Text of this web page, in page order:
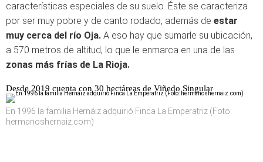
características especiales de su suelo. Éste se caracteriza
por ser muy pobre y de canto rodado, además de estar
muy cerca del río Oja. A eso hay que sumarle su ubicación,
a 570 metros de altitud, lo que le enmarca en una de las
zonas más frías de La Rioja.
Desde 2019 cuenta con 30 hectáreas de Viñedo Singular
En 1996 la familia Hernáiz adquirió Finca La Emperatriz (Foto:
hermanoshernaiz.com)